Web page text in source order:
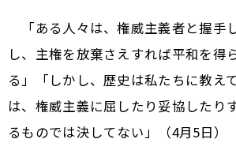
「ある人々は、権威主義者と握手
し、主権を放棄さえすれば平和を得
る」「しかし、歴史は私たちに教え
は、権威主義に屈したり妥協したり
るものでは決してない」（4月5日）